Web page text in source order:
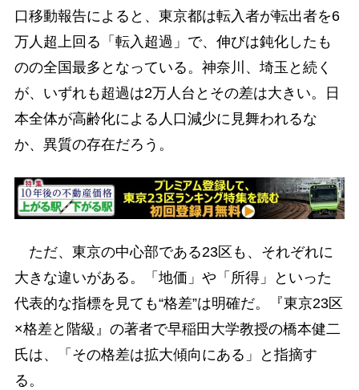
口移動報告によると、東京都は転入者が転出者を6
万人超上回る「転入超過」で、伸びは鈍化したも
のの全国最多となっている。神奈川、埼玉と続く
が、いずれも超過は2万人台とその差は大きい。日
本全体が高齢化による人口減少に見舞われるな
か、異質の存在だろう。
ただ、東京の中心部である23区も、それぞれに
大きな違いがある。「地価」や「所得」といった
代表的な指標を見ても“格差”は明確だ。『東京23区
×格差と階級』の著者で早稲田大学教授の橋本健二
氏は、「その格差は拡大傾向にある」と指摘す
る。